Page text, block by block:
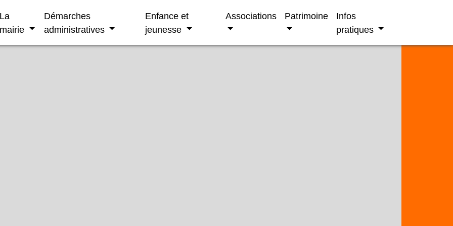
La
mairie
Démarches
administratives
Enfance et
jeunesse
Associations Patrimoine
Infos
pratiques